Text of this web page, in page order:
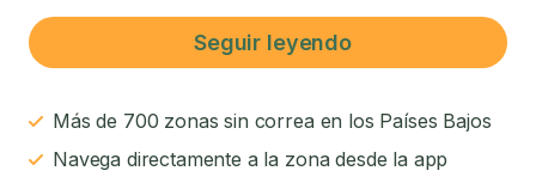
Seguir leyendo
Más de 700 zonas sin correa en los Países Bajos
Navega directamente a la zona desde la app